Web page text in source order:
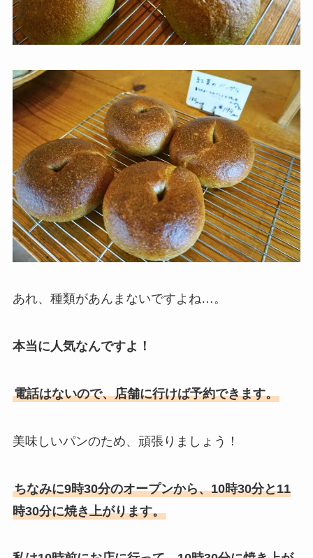
あれ、種類があんまないですよね…。
本当に人気なんですよ！
電話はないので、店舗に行けば予約できます。
美味しいパンのため、頑張りましょう！
ちなみに9時30分のオープンから、10時30分と11
時30分に焼き上がります。